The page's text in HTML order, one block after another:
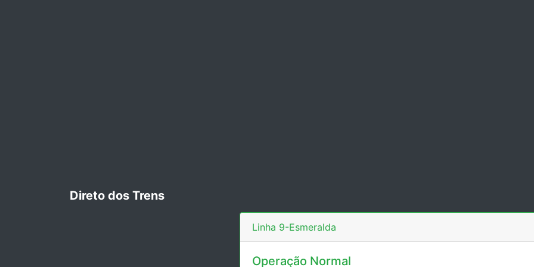
Direto dos Trens
Linha 9-Esmeralda
Operação Normal